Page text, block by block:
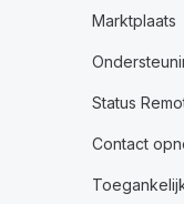
Marktplaats
Status
Contact